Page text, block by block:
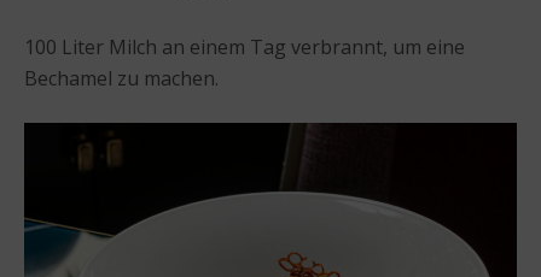
100 Liter Milch an einem Tag verbrannt, um eine
Bechamel zu machen.